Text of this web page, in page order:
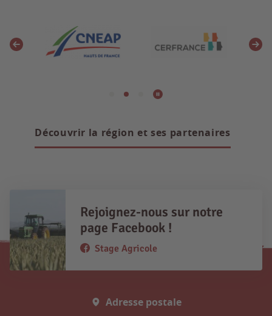
Découvrir la région et ses partenaires
Rejoignez-nous sur notre
page Facebook !
Stage Agricole
Adresse postale